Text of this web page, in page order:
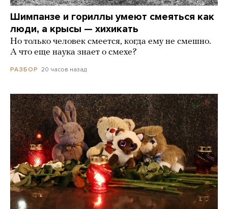
Шимпанзе и гориллы умеют смеяться как
люди, а крысы — хихикать
Но только человек смеется, когда ему не смешно.
А что еще наука знает о смехе?
РАЗБОР 20 часов назад